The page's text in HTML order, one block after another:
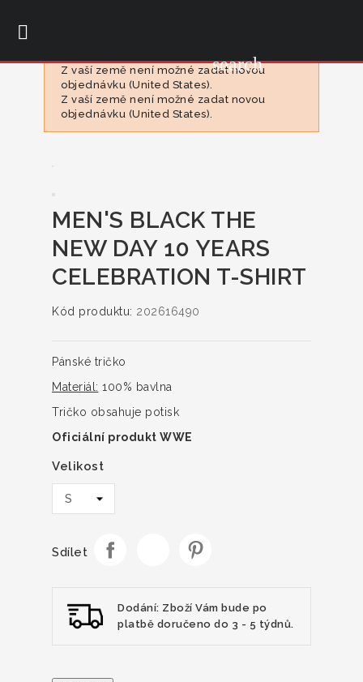

search
Z vaší země není možné zadat novou
objednávku (United States).
Z vaší země není možné zadat novou
objednávku (United States).
MEN'S BLACK THE
NEW DAY 10 YEARS
CELEBRATION T-SHIRT
Kód produktu: 202616490
Pánské tričko
Materiál: 100% bavlna
Tričko obsahuje potisk
Oficiální produkt WWE
Velikost
Sdílet
Dodání: Zboží Vám bude po
platbě doručeno do 3 - 5 týdnů.